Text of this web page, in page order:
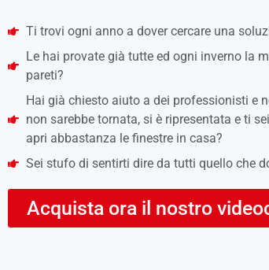
Ti trovi ogni anno a dover cercare una
Le hai provate già tutte ed ogni inverno la
pareti?
Hai già chiesto aiuto a dei professionisti e
non sarebbe tornata, si è ripresentata e ti
apri abbastanza le finestre in casa?
Sei stufo di sentirti dire da tutti quello che
Acquista ora il nostro